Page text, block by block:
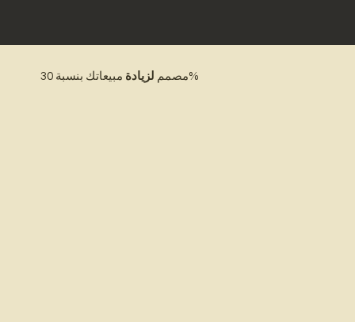
مصمم لزيادة مبيعاتك بنسبة 30%